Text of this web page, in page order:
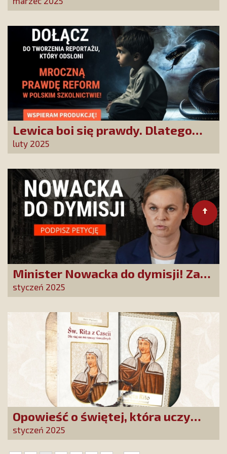
Lewica boi się prawdy. Dlatego
chcemy prawdziwych informacji
luty 2025
Minister Nowacka do dymisji! Za
słowa o „polskich nazistach” trzeba
ponieść konsekwencję
styczeń 2025
Opowieść o świętej, która uczy
szczerego oddania się Bogu.
Duchowe wzmocnienie i światło
styczeń 2025